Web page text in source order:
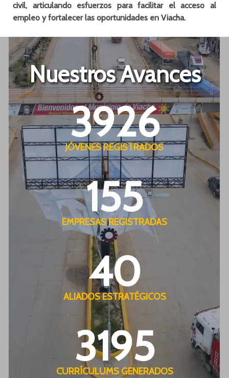
civil, articulando esfuerzos para facilitar el acceso al
empleo y fortalecer las oportunidades en Viacha.
Nuestros Avances
3926
JÓVENES REGISTRADOS
155
EMPRESAS REGISTRADAS
40
ALIADOS ESTRATÉGICOS
3195
CURRÍCULUMS GENERADOS